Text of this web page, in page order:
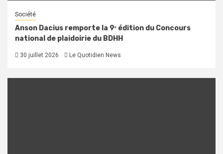
Société
Anson Dacius remporte la 9ᵉ édition du Concours
national de plaidoirie du BDHH
30 juillet 2026 Le Quotidien News